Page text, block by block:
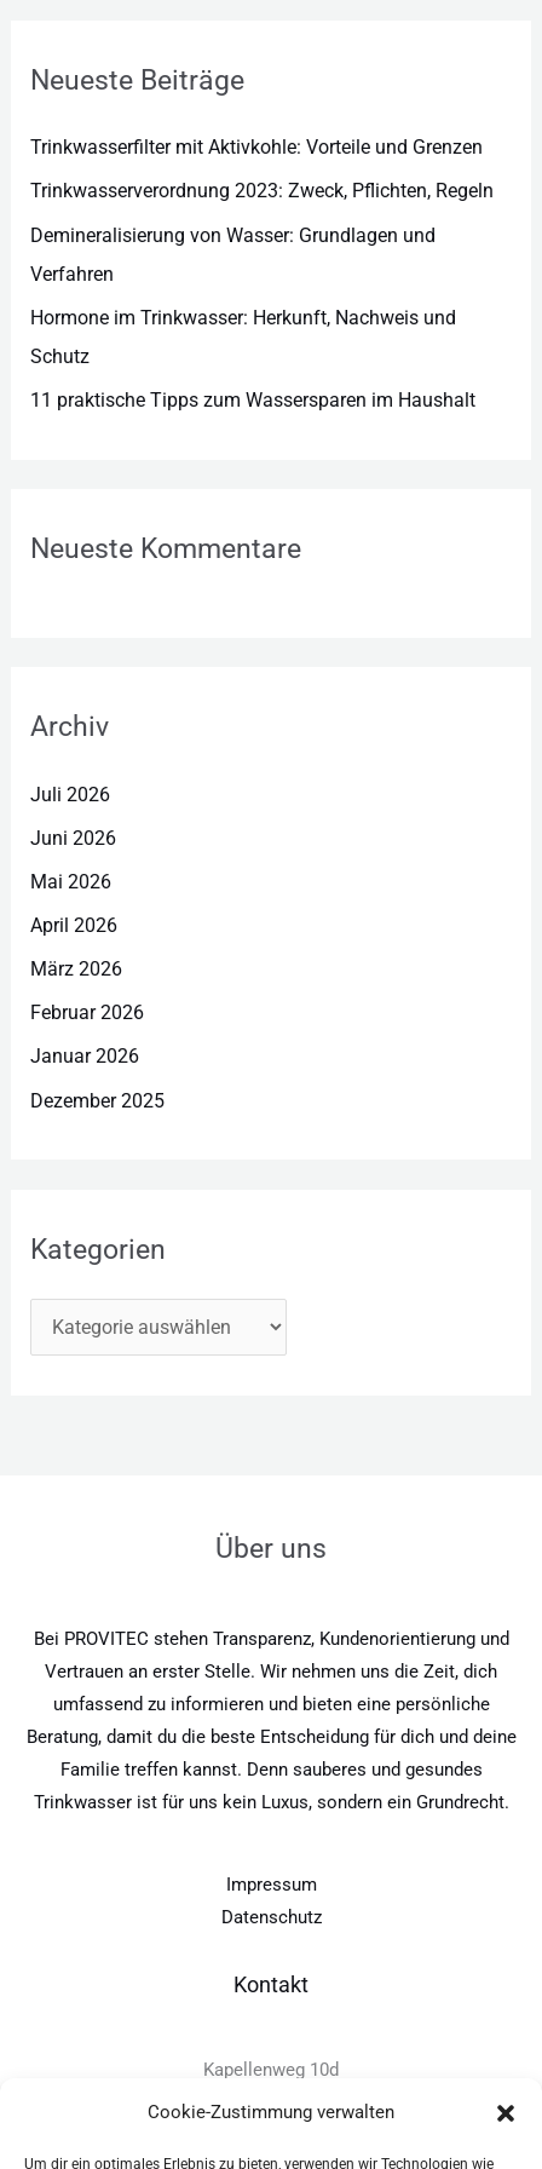
Cookie-Zustimmung verwalten
Um dir ein optimales Erlebnis zu bieten, verwenden wir Technologien wie
Neueste Beiträge
Trinkwasserfilter mit Aktivkohle: Vorteile und Grenzen
Trinkwasserverordnung 2023: Zweck, Pflichten, Regeln
Demineralisierung von Wasser: Grundlagen und
Verfahren
Hormone im Trinkwasser: Herkunft, Nachweis und
Schutz
11 praktische Tipps zum Wassersparen im Haushalt
Neueste Kommentare
Archiv
Juli 2026
Juni 2026
Mai 2026
April 2026
März 2026
Februar 2026
Januar 2026
Dezember 2025
Kategorien
r
e
n
Über uns
Bei PROVITEC stehen Transparenz, Kundenorientierung und
Vertrauen an erster Stelle. Wir nehmen uns die Zeit, dich
umfassend zu informieren und bieten eine persönliche
Beratung, damit du die beste Entscheidung für dich und deine
Familie treffen kannst. Denn sauberes und gesundes
Trinkwasser ist für uns kein Luxus, sondern ein Grundrecht.
Impressum
Datenschutz
Kontakt
Kapellenweg 10d
D-94575 Windorf